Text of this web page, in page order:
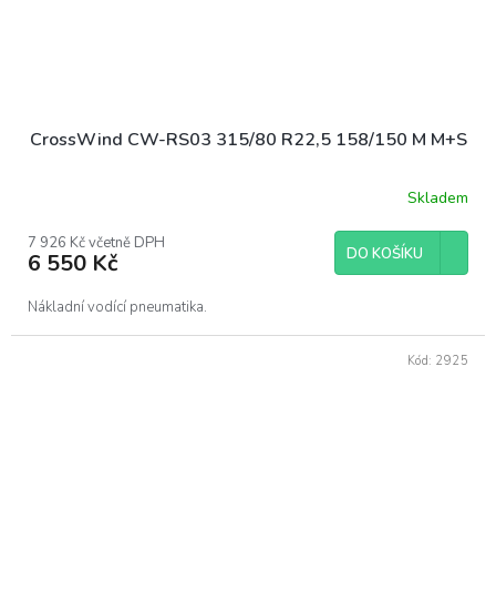
CrossWind CW-RS03 315/80 R22,5 158/150 M M+S
Skladem
7 926 Kč včetně DPH
6 550 Kč DO KOŠÍKU
Nákladní vodící pneumatika.
Kód: 2925